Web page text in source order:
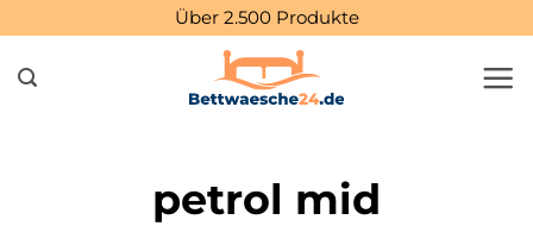
springen
Über 2.500 Produkte
petrol mid